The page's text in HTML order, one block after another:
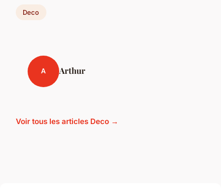
Deco
A Arthur
Voir tous les articles Deco →